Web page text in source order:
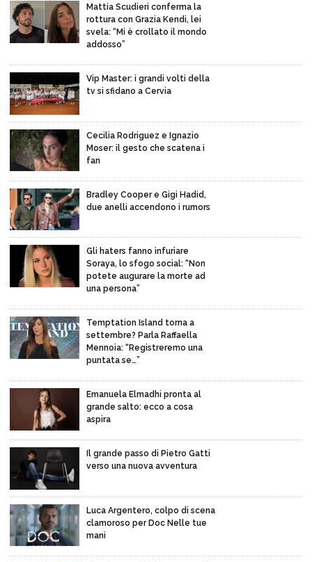
Mattia Scudieri conferma la
rottura con Grazia Kendi, lei
svela: “Mi è crollato il mondo
addosso”
Vip Master: i grandi volti della
tv si sfidano a Cervia
Cecilia Rodriguez e Ignazio
Moser: il gesto che scatena i
fan
Bradley Cooper e Gigi Hadid,
due anelli accendono i rumors
Gli haters fanno infuriare
Soraya, lo sfogo social: “Non
potete augurare la morte ad
una persona”
Temptation Island torna a
settembre? Parla Raffaella
Mennoia: “Registreremo una
puntata se…”
Emanuela Elmadhi pronta al
grande salto: ecco a cosa
aspira
Il grande passo di Pietro Gatti
verso una nuova avventura
Luca Argentero, colpo di scena
clamoroso per Doc Nelle tue
mani